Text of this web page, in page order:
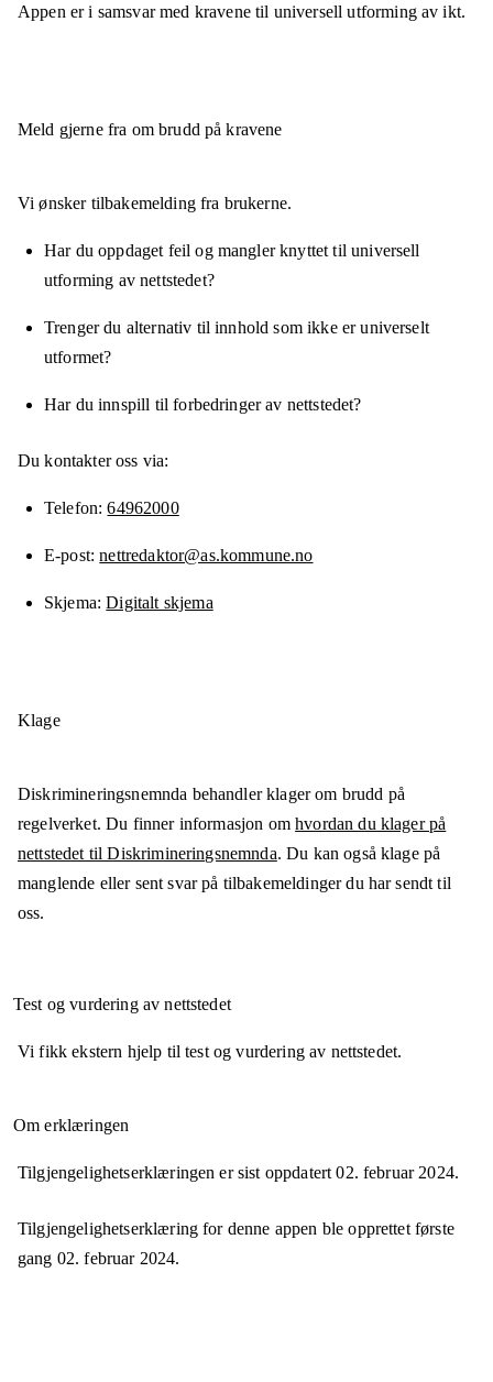
Appen eri samsvarmed kravene til universell utforming av ikt.
Meld gjerne fra om brudd på kravene
Vi ønsker tilbakemelding fra brukerne.
Har du oppdaget feil og mangler knyttet til universell
utforming av nettstedet?
Trenger du alternativ til innhold som ikke er universelt
utformet?
Har du innspill til forbedringer av nettstedet?
Du kontakter oss via:
Telefon 64962000
E-post nettredaktor@as.kommune.no
Skjema Digitalt skjema
Klage
Diskrimineringsnemnda behandler klager om brudd på
regelverket. Du finner informasjon omhvordan du klager på
nettstedet til Diskrimineringsnemnda. Du kan også klage på
manglende eller sent svar på tilbakemeldinger du har sendt til
oss.
Test og vurdering av nettstedet
Vi fikk ekstern hjelp til test og vurdering av nettstedet.
Om erklæringen
Tilgjengelighetserklæringen er sist oppdatert02. februar 2024.
Tilgjengelighetserklæring for denne appen ble opprettet første
gang 02. februar 2024.